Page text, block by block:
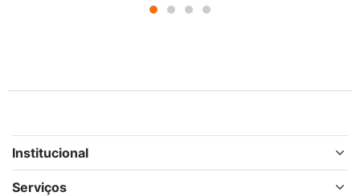
Institucional
Serviços